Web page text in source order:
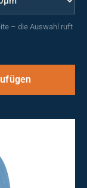
– die Auswahl ruft